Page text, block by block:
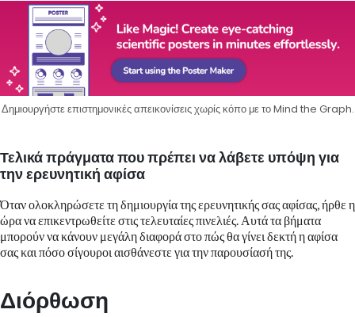
Δημιουργήστε επιστημονικές απεικονίσεις χωρίς κόπο με το Mind the Graph.
Τελικά πράγματα που πρέπει να λάβετε υπόψη για
την ερευνητική αφίσα
Όταν ολοκληρώσετε τη δημιουργία της ερευνητικής σας αφίσας, ήρθε η
ώρα να επικεντρωθείτε στις τελευταίες πινελιές. Αυτά τα βήματα
μπορούν να κάνουν μεγάλη διαφορά στο πώς θα γίνει δεκτή η αφίσα
σας και πόσο σίγουροι αισθάνεστε για την παρουσίασή της.
Διόρθωση